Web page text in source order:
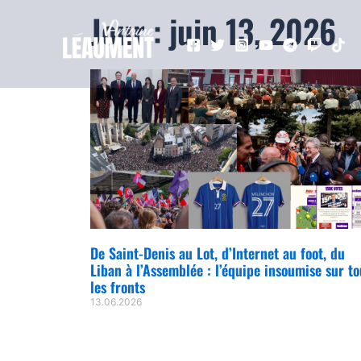
Jour : juin 13, 2026
De Saint-Denis au Lot, d’Internet au foot, du
Liban à l’Assemblée : l’équipe insoumise sur
les fronts
13.06.2026